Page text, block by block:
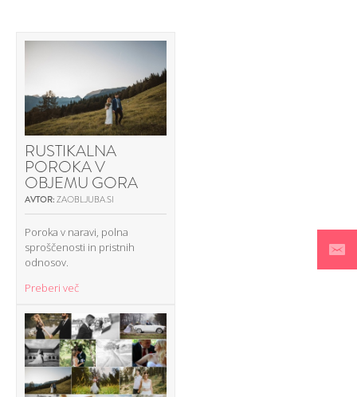
RUSTIKALNA
POROKA V
OBJEMU GORA
AVTOR:ZAOBLJUBA.SI
Poroka v naravi, polna
sproščenosti in pristnih
odnosov.
Preberi več